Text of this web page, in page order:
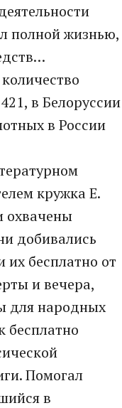
полной жизнью,
в Белоруссии
в России
кружка Е.
охвачены
добивались
их бесплатно от
и вечера,
для народных
бесплатно
Помогал
в